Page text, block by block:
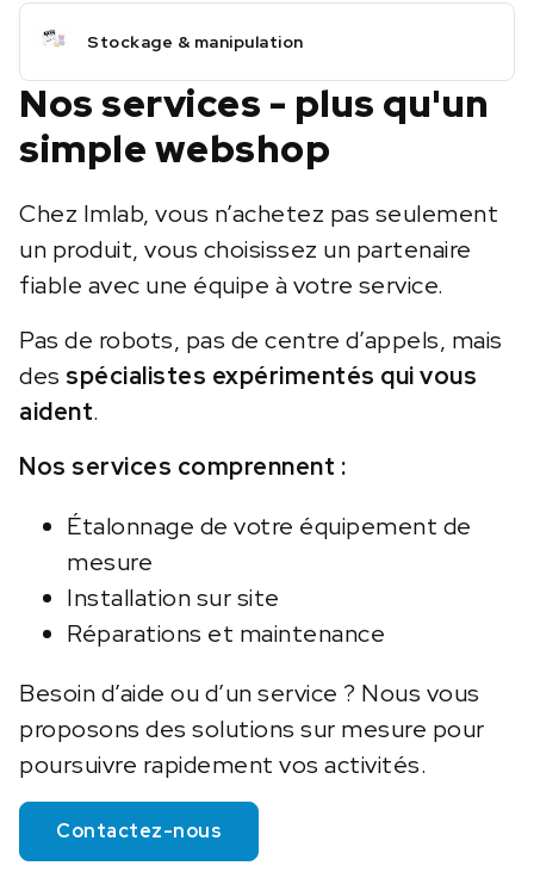
Stockage & manipulation
Nos services - plus qu'un
simple webshop
Chez Imlab, vous n’achetez pas seulement
un produit, vous choisissez un partenaire
fiable avec une équipe à votre service.
Pas de robots, pas de centre d’appels, mais
des spécialistes expérimentés qui vous
aident.
Nos services comprennent :
Étalonnage de votre équipement de
mesure
Installation sur site
Réparations et maintenance
Besoin d’aide ou d’un service ? Nous vous
proposons des solutions sur mesure pour
poursuivre rapidement vos activités.
Contactez-nous